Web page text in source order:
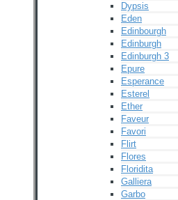
Dypsis
Eden
Edinbourgh
Edinburgh
Edinburgh 3
Epure
Esperance
Esterel
Ether
Faveur
Favori
Flirt
Flores
Floridita
Galliera
Garbo